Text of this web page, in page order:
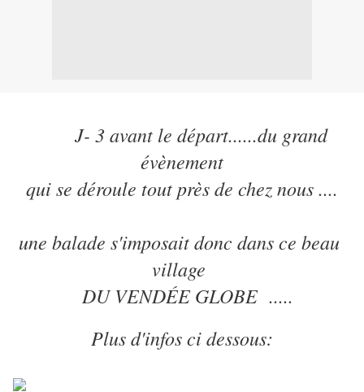
J- 3 avant le départ......du grand
évènement
qui se déroule tout près de chez nous ....
une balade s'imposait donc dans ce beau
village
DU VENDÉE GLOBE .....
Plus d'infos ci dessous: